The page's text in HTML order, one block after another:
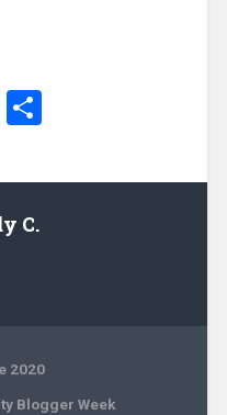
Condividi
C.
2020
Blogger Week